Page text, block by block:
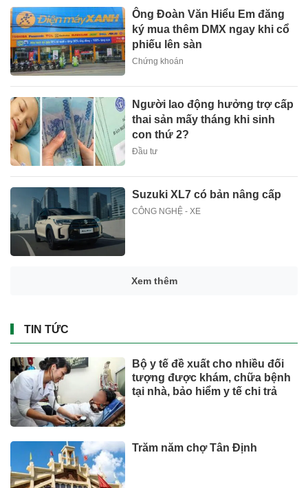
Ông Đoàn Văn Hiểu Em đăng
ký mua thêm DMX ngay khi cổ
phiếu lên sàn
Chứng khoán
Người lao động hưởng trợ cấp
thai sản mấy tháng khi sinh
con thứ 2?
Đầu tư
Suzuki XL7 có bản nâng cấp
CÔNG NGHỆ - XE
TS Võ Trí Thành: Sẽ rất đáng
Bộ y tế đề xuất cho nhiều đối
tượng được khám, chữa bệnh